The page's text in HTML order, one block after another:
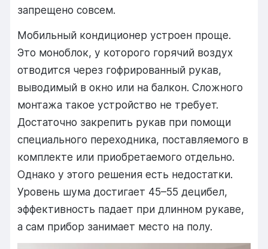
запрещено совсем.
Мобильный кондиционер устроен проще.
Это моноблок, у которого горячий воздух
отводится через гофрированный рукав,
выводимый в окно или на балкон. Сложного
монтажа такое устройство не требует.
Достаточно закрепить рукав при помощи
специального переходника, поставляемого в
комплекте или приобретаемого отдельно.
Однако у этого решения есть недостатки.
Уровень шума достигает 45–55 децибел,
эффективность падает при длинном рукаве,
а сам прибор занимает место на полу.